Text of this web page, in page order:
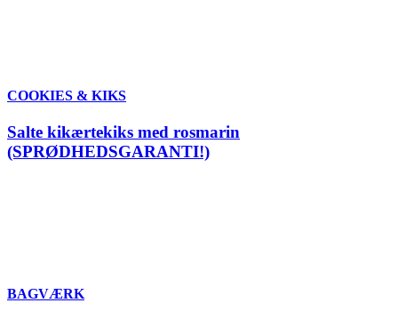
COOKIES & KIKS
Salte kikærtekiks med rosmarin
(SPRØDHEDSGARANTI!)
BAGVÆRK